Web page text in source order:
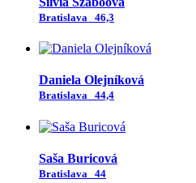
Bratislava 46,3
Daniela Olejníková
Bratislava 44,4
Saša Buricová
Bratislava 44